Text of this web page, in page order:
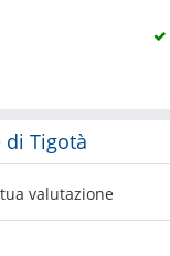
di Tigotà
valutazione